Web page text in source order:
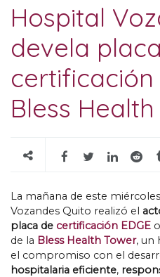
Hospital
devela
certificación
Bless
La mañana de este miércoles
Vozandes Quito realizó el
placa de certificación EDGE
de la Bless Health Tower, un
el compromiso con el
hospitalaria eficiente,